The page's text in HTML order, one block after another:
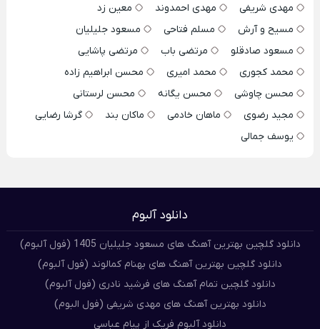
مهدی شریفی
مهدی احمدوند
معین زد
مسیح و آرش
مسلم فتاحی
مسعود جلیلیان
مسعود صادقلو
مرتضی باب
مرتضی پاشایی
محمد کجوری
محمد امیری
محسن ابراهیم زاده
محسن چاوشی
محسن یگانه
محسن لرستانی
مجید رضوی
ماهان خادمی ماکان بند
گرشا رضایی
یوسف جمالی
دانلود آلبوم
دانلود گلچین بهترین آهنگ های مسعود جلیلیان 1405 (فول آلبوم)
دانلود گلچین بهترین آهنگ های بهنام کمالوند (فول آلبوم)
دانلود گلچین تمام آهنگ های فرشید نادری (فول آلبوم)
دانلود بهترین آهنگ های مهدی شریفی (فول البوم)
دانلود آلبوم فریک از پیام عباسی